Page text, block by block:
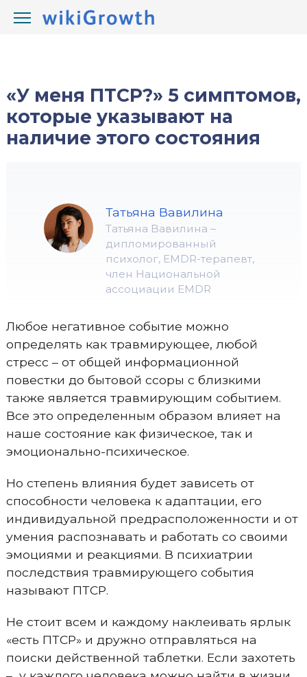
wikiGrowth.com / Блоги /
«У меня ПТСР?» 5 симптомов,
которые указывают на
наличие этого состояния
Татьяна Вавилина
Татьяна Вавилина –
дипломированный
психолог, EMDR-терапевт,
член Национальной
ассоциации EMDR
Любое негативное событие можно
определять как травмирующее, любой
стресс – от общей информационной
повестки до бытовой ссоры с близкими
также является травмирующим событием.
Все это определенным образом влияет на
наше состояние как физическое, так и
эмоционально-психическое.
Но степень влияния будет зависеть от
способности человека к адаптации, его
индивидуальной предрасположенности и от
умения распознавать и работать со своими
эмоциями и реакциями. В психиатрии
последствия травмирующего события
называют ПТСР.
Не стоит всем и каждому наклеивать ярлык
«есть ПТСР» и дружно отправляться на
поиски действенной таблетки. Если захотеть